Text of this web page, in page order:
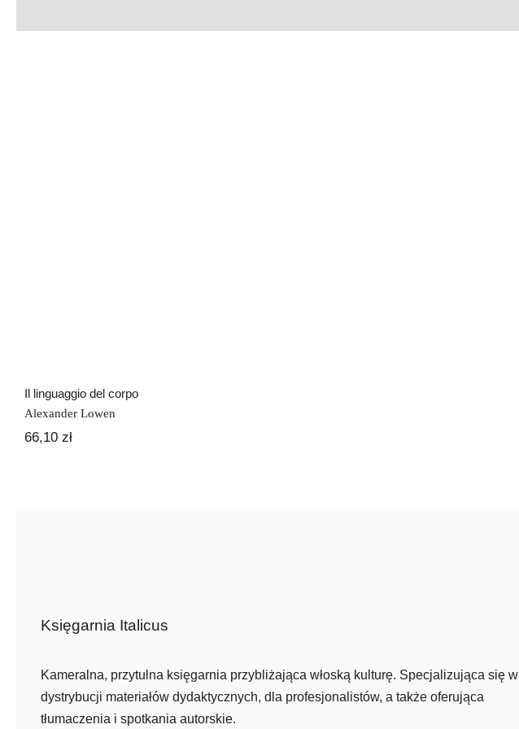
Il linguaggio del corpo
Alexander Lowen
66,10 zł
Księgarnia Italicus
Kameralna, przytulna księgarnia przybliżająca włoską kulturę. Specjalizująca się w
dystrybucji materiałów dydaktycznych, dla profesjonalistów, a także oferująca
tłumaczenia i spotkania autorskie.